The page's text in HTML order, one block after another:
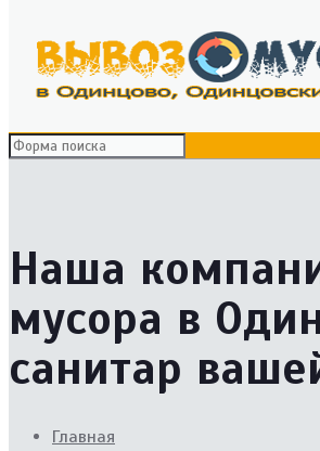
Наша
мусора в
санитар
Главная